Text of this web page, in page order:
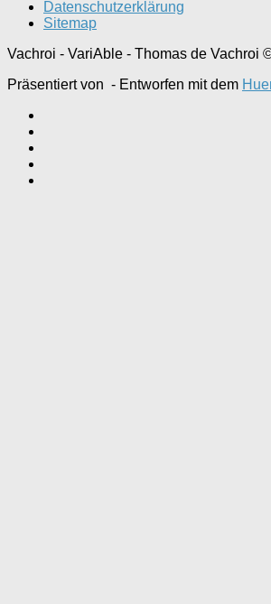
Datenschutzerklärung
Sitemap
Vachroi - VariAble - Thomas de Vachroi
Präsentiert von - Entworfen mit dem